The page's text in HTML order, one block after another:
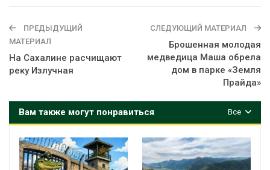
ПРЕДЫДУЩИЙ
МАТЕРИАЛ
На Сахалине расчищают
реку Излучная
СЛЕДУЮЩИЙ МАТЕРИАЛ
Брошенная молодая
медведица Маша обрела
дом в парке «Земля
Прайда»
Все
Вам также могут понравиться